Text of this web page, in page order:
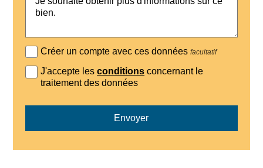
Créer un compte avec ces donnéesfacultatif
J'accepte lesconditions concernant le
traitement des données
Envoyer